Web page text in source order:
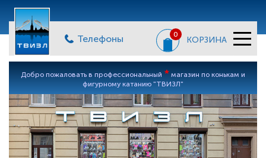
Телефоны 0
КОРЗИНА
Добро пожаловать в профессиональный * магазин по конькам и
фигурному катанию "ТВИЗЛ"